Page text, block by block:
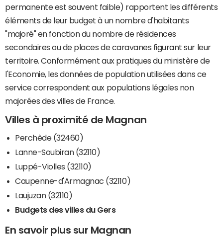
permanente est souvent faible) rapportent les différents
éléments de leur budget à un nombre d'habitants
"majoré" en fonction du nombre de résidences
secondaires ou de places de caravanes figurant sur leur
territoire. Conformément aux pratiques du ministère de
l'Economie, les données de population utilisées dans ce
service correspondent aux populations légales non
majorées des villes de France.
Villes à proximité de Magnan
Perchède (32460)
Lanne-Soubiran (32110)
Luppé-Violles (32110)
Caupenne-d'Armagnac (32110)
Laujuzan (32110)
Budgets des villes du Gers
En savoir plus sur Magnan